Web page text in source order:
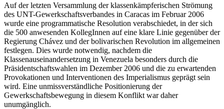
Auf der letzten Versammlung der klassenkämpferischen Strömung
des UNT-Gewerkschaftsverbandes in Caracas im Februar 2006
wurde eine programmatische Resolution verabschiedet, in der sich
die 500 anwesenden KollegInnen auf eine klare Linie gegenüber der
Regierung Chávez und der bolivarischen Revolution im allgemeinen
festlegen. Dies wurde notwendig, nachdem die
Klassenauseinandersetzung in Venezuela besonders durch die
Präsidentschaftswahlen im Dezember 2006 und die zu erwartenden
Provokationen und Interventionen des Imperialismus geprägt sein
wird. Eine unmissverständliche Positionierung der
Gewerkschaftsbewegung in diesem Konflikt war daher
unumgänglich.